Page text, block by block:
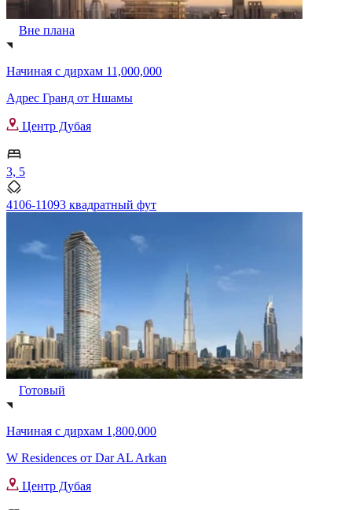
Вне плана
Начиная с дирхам 11,000,000
Адрес Гранд от Ншамы
Центр Дубая
3, 5
4106-11093 квадратный фут
Готовый
Начиная с дирхам 1,800,000
W Residences от Dar AL Arkan
Центр Дубая